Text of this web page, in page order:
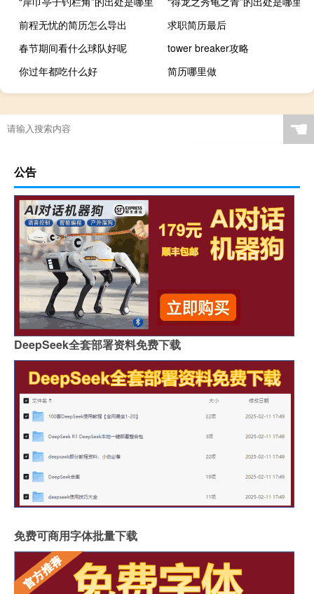
前程无忧的简历怎么导出
求职简历最后
春节期间看什么球队好呢
tower breaker攻略
你过年都吃什么好
简历哪里做
☚
公告
DeepSeek全套部署资料免费下载
免费可商用字体批量下载